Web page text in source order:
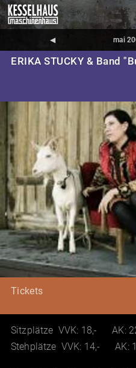
◀︎ mai
ERIKA STUCKY & Band
Tickets
Sitzplätze VVK: 18,- AK:
Stehplätze VVK: 14,- AK: